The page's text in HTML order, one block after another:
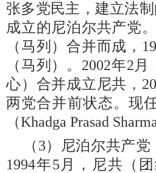
张多党民主，建立法
成立的尼泊尔共产党
（马列）合并而成，
（马列）。2002年2
心）合并成立尼共，
两党合并前状态。现
（Khadga Prasad
（3）尼泊尔共产
1994年5月，尼共（